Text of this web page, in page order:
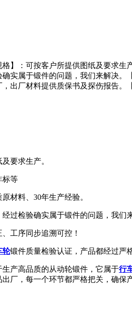
格】：可按客户所提供图纸及要求
实属于锻件的问题，我们来解决
出厂材料提供质保书及探伤报告。
要求生产。
标等
材料、30年生产经验。
过检验确实属于锻件的问题，我们
工序同步追溯可控！
轮锻件质量检验认证，产品都经过严
生产高品质的从动轮锻件 ，它属于行
厂，每一个环节都严格把关，确